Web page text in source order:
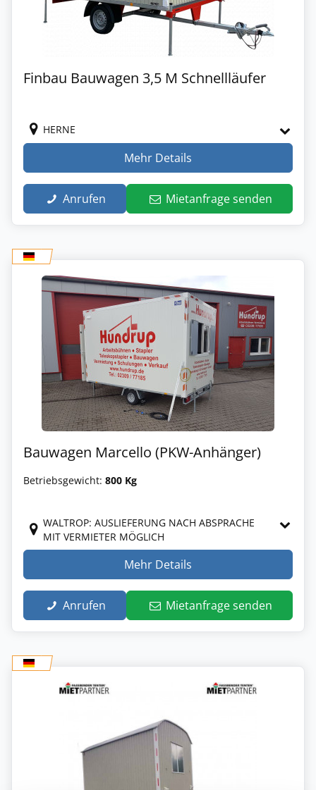
Finbau Bauwagen 3,5 M Schnellläufer
HERNE
Mehr Details
Anrufen Mietanfrage senden
Bauwagen Marcello (PKW-Anhänger)
Betriebsgewicht: 800 Kg
WALTROP: AUSLIEFERUNG NACH ABSPRACHE
MIT VERMIETER MÖGLICH
Mehr Details
Anrufen Mietanfrage senden